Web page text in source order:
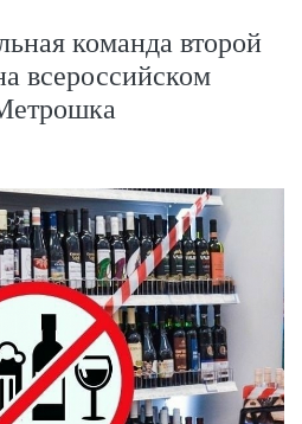
команда второй
всероссийском